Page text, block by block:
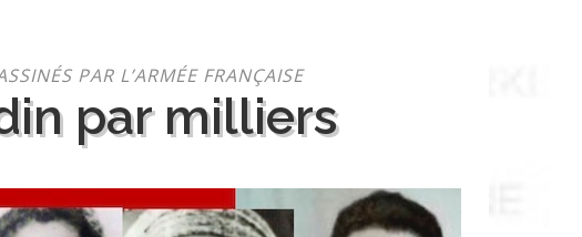
PAR L’ARMÉE FRANÇAISE
par milliers